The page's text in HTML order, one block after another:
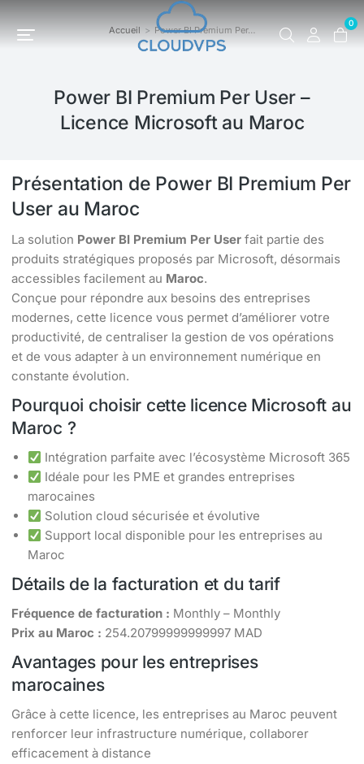
0
Vous êtes ici : Accueil Power BI Premium Per…
Power BI Premium Per User –
Licence Microsoft au Maroc
Présentation de Power BI Premium Per
User au Maroc
La solution Power BI Premium Per User fait partie des
produits stratégiques proposés par Microsoft, désormais
accessibles facilement au Maroc.
Conçue pour répondre aux besoins des entreprises
modernes, cette licence vous permet d’améliorer votre
productivité, de centraliser la gestion de vos opérations
et de vous adapter à un environnement numérique en
constante évolution.
Pourquoi choisir cette licence Microsoft au
Maroc ?
Intégration parfaite avec l’écosystème Microsoft 365
Idéale pour les PME et grandes entreprises
marocaines
Solution cloud sécurisée et évolutive
Support local disponible pour les entreprises au
Maroc
Détails de la facturation et du tarif
Fréquence de facturation : Monthly – Monthly
Prix au Maroc : 254.20799999999997 MAD
Avantages pour les entreprises
marocaines
Grâce à cette licence, les entreprises au Maroc peuvent
renforcer leur infrastructure numérique, collaborer
efficacement à distance